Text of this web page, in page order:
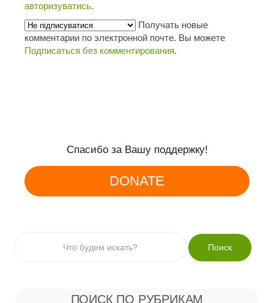
авторизуватись.
Получать новые
комментарии по электронной почте. Вы можете
Подписаться без комментирования.
Спасибо за Вашу поддержку!
DONATE
ПОИСК ПО РУБРИКАМ